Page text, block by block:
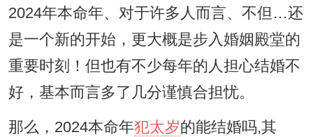
2024年本命年、对于许多人而言、不但…还
是一个新的开始，更大概是步入婚姻殿堂的
重要时刻！但也有不少每年的人担心结婚不
好，基本而言多了几分谨慎合担忧。
那么，2024本命年犯太岁的能结婚吗,其